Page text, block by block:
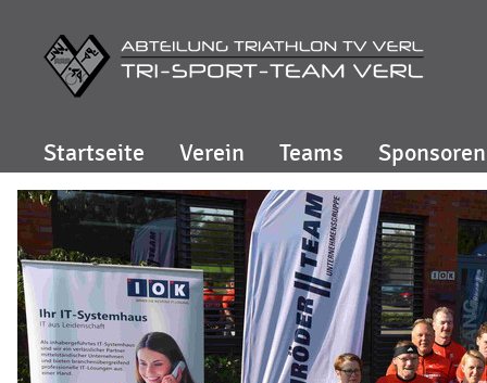
Startseite Verein Teams Sponsoren